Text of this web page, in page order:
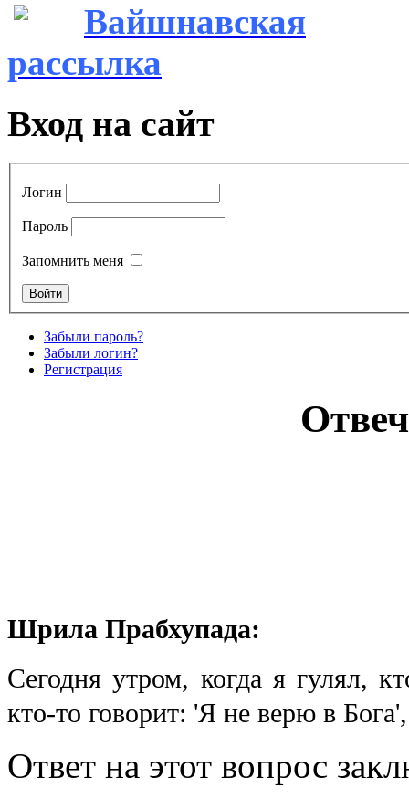
Вайшнавская
рассылка
Вход на сайт
Логин
Пароль
Запомнить меня
Забыли пароль?
Забыли логин?
Регистрация
Шрила Прабхупада:
Сегодня утром, когда я гулял,
кто-то говорит: 'Я не верю в
Ответ на этот вопрос